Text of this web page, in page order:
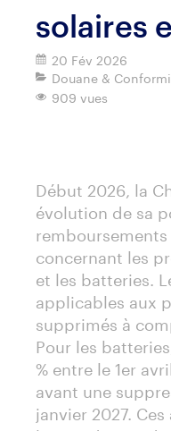
solaires
20 Fév 2026
Douane &
909 vues
Début 2026, la
évolution de sa
remboursements
concernant les
et les batteries.
applicables aux
supprimés à
Pour les
% entre le 1er
avant une
janvier 2027.